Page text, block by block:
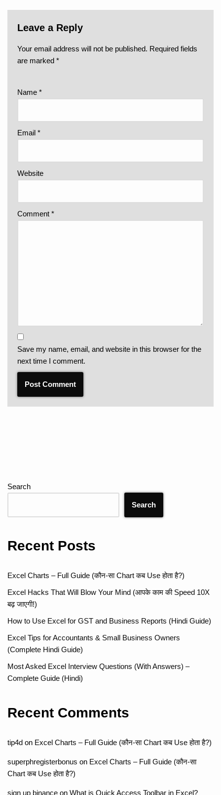
Leave a Reply
Your email address will not be published. Required fields
are marked *
Name *
Email *
Website
Comment *
Save my name, email, and website in this browser for the
next time I comment.
Search
Search
Recent Posts
Excel Charts – Full Guide (कौन-सा Chart कब Use होता है?)
Excel Hacks That Will Blow Your Mind (आपके काम की Speed 10X
बढ़ जाएगी!)
How to Use Excel for GST and Business Reports (Hindi Guide)
Excel Tips for Accountants & Small Business Owners
(Complete Hindi Guide)
Most Asked Excel Interview Questions (With Answers) –
Complete Guide (Hindi)
Recent Comments
tip4d on Excel Charts – Full Guide (कौन-सा Chart कब Use होता है?)
superphregisterbonus on Excel Charts – Full Guide (कौन-सा
Chart कब Use होता है?)
sign up binance on What is Quick Access Toolbar in Excel?